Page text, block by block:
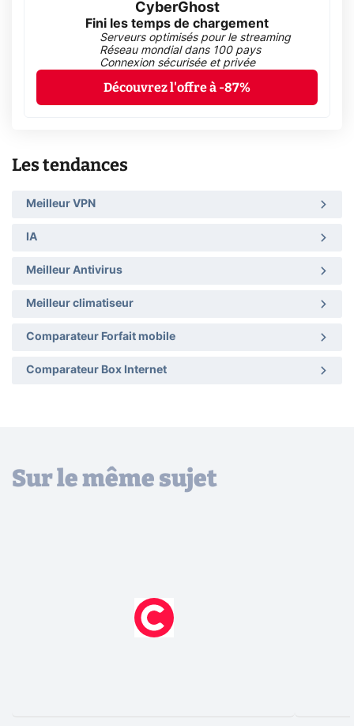
CyberGhost
Fini les temps de chargement
Serveurs optimisés pour le streaming
Réseau mondial dans 100 pays
Connexion sécurisée et privée
Découvrez l'offre à -87%
Les tendances
Meilleur VPN
IA
Meilleur Antivirus
Meilleur climatiseur
Comparateur Forfait mobile
Comparateur Box Internet
Sur le même sujet